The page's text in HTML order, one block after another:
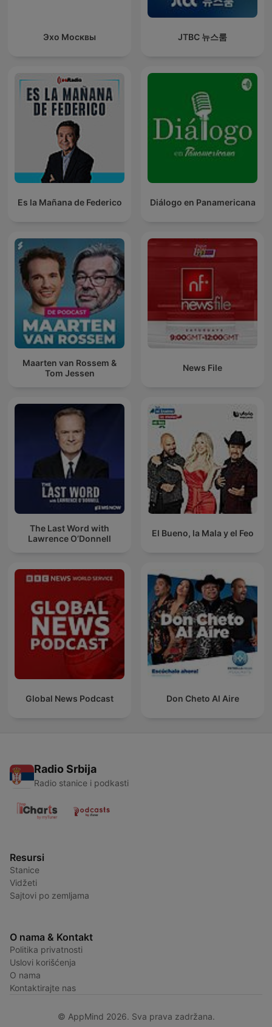
Эхо Москвы JTBC 뉴스룸
Es la Mañana de Federico Diálogo en Panamericana
Maarten van Rossem &
Tom Jessen
News File
The Last Word with
Lawrence O’Donnell
El Bueno, la Mala y el Feo
Global News Podcast Don Cheto Al Aire
Radio Srbija
Radio stanice i podkasti
Resursi
Stanice
Vidžeti
Sajtovi po zemljama
O nama & Kontakt
Politika privatnosti
Uslovi korišćenja
O nama
Kontaktirajte nas
© AppMind 2026. Sva prava zadržana.